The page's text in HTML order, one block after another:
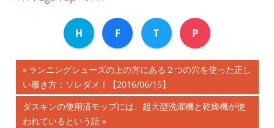
H F T P
投
稿
前
の
記
事:
ランニングシューズの上の方にある２つの穴を使った正し
い履き方：ソレダメ！【2016/06/15】
次
の
ダスキンの使用済モップには、超大型洗濯機と乾燥機が使
われているという話